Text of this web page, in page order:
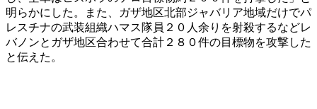
明らかにした。また、ガザ地区北部ジャバリア地域だけでパ
レスチナの武装組織ハマス隊員２０人余りを射殺するなどレ
バノンとガザ地区合わせて合計２８０件の目標物を攻撃した
と伝えた。